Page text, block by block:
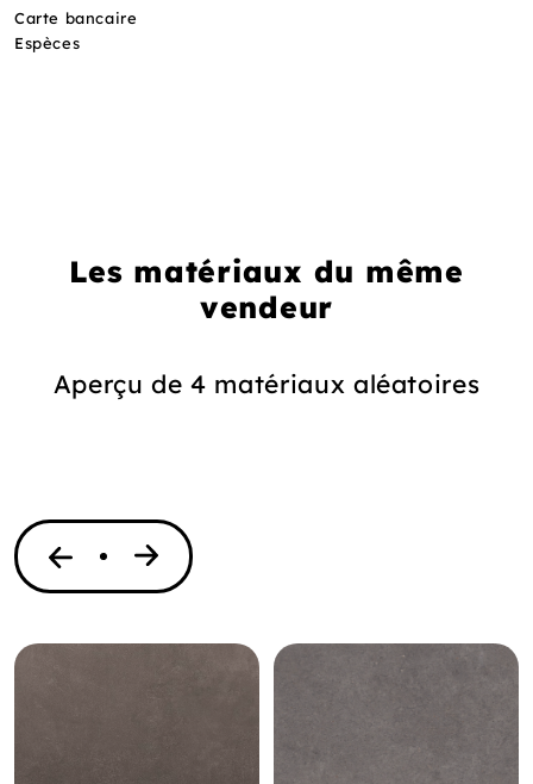
Carte bancaire
Espèces
Les matériaux du même
vendeur
Aperçu de 4 matériaux aléatoires